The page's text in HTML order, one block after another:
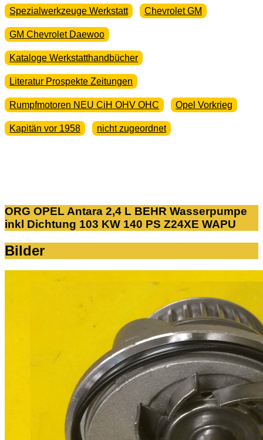
Spezialwerkzeuge Werkstatt Chevrolet GM
GM Chevrolet Daewoo
Kataloge Werkstatthandbücher
Literatur Prospekte Zeitungen
Rumpfmotoren NEU CiH OHV OHC Opel Vorkrieg
Kapitän vor 1958 nicht zugeordnet
ORG OPEL Antara 2,4 L BEHR Wasserpumpe
inkl Dichtung 103 KW 140 PS Z24XE WAPU
Bilder